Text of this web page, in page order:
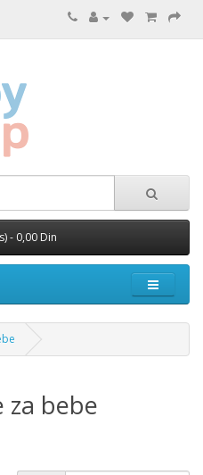
- 0,00 Din
za bebe